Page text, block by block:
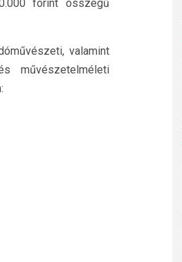
forint összegű
valamint
művészetelméleti